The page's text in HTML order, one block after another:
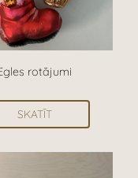
rotājumi
SKATĪT